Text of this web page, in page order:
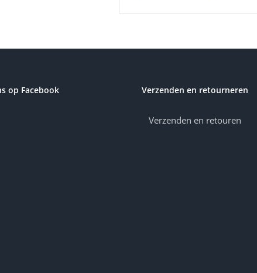
op Facebook Verzenden en retourneren
Verzenden en retouren